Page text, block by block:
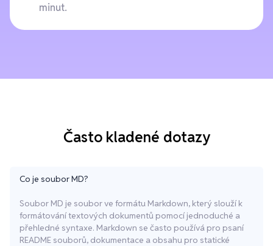
minut.
Často kladené dotazy
Co je soubor MD?
Soubor MD je soubor ve formátu Markdown, který slouží k
formátování textových dokumentů pomocí jednoduché a
přehledné syntaxe. Markdown se často používá pro psaní
README souborů, dokumentace a obsahu pro statické